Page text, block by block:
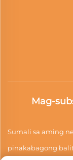
Mag-
Sumali sa aming
pinakabagong